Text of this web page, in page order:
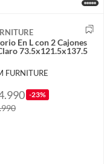
En L con 2 Cajones
73.5x121.5x137.5
FURNITURE
-23%